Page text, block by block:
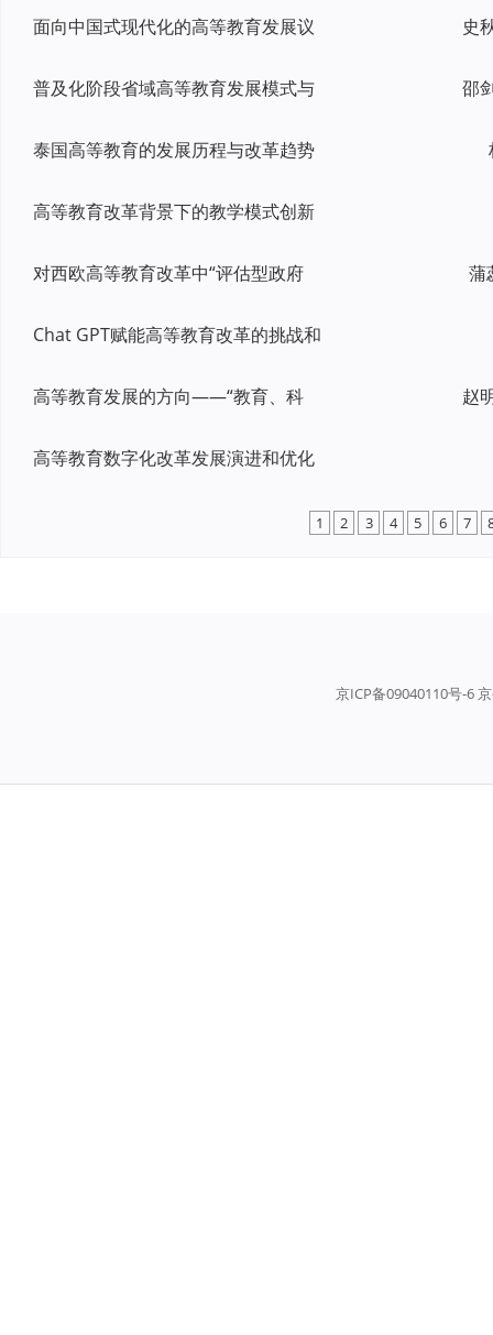
面向中国式现代化的高等教育发展议
普及化阶段省域高等教育发展模式与
泰国高等教育的发展历程与改革趋势
高等教育改革背景下的教学模式创新
对西欧高等教育改革中“评估型政府 蒲
Chat GPT赋能高等教育改革的挑战和
高等教育发展的方向——“教育、科
高等教育数字化改革发展演进和优化
1 2 3 4 5 6 7
京ICP备09040110号-6